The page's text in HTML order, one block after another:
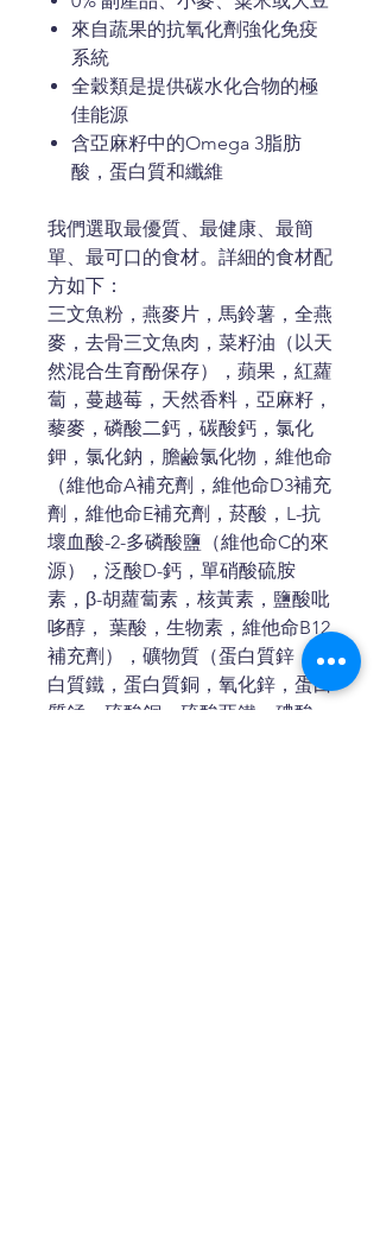
來自蔬果的抗氧化劑強化免疫
系統
全穀類是提供碳水化合物的極
佳能源
含亞麻籽中的Omega 3脂肪
酸，蛋白質和纖維
我們選取最優質、最健康、最簡
單、最可口的食材。詳細的食材配
方如下：
三文魚粉，燕麥片，馬鈴薯，全燕
麥，去骨三文魚肉，菜籽油（以天
然混合生育酚保存），蘋果，紅蘿
蔔，蔓越莓，天然香料，亞麻籽，
藜麥，磷酸二鈣，碳酸鈣，氯化
鉀，氯化鈉，膽鹼氯化物，維他命
（維他命A補充劑，維他命D3補充
劑，維他命E補充劑，菸酸，L-抗
壞血酸-2-多磷酸鹽（維他命C的來
源），泛酸D-鈣，單硝酸硫胺
素，β-胡蘿蔔素，核黃素，鹽酸吡
哆醇， 葉酸，生物素，維他命B12
補充劑），礦物質（蛋白質鋅，蛋
白質鐵，蛋白質銅，氧化鋅，蛋白
質錳，硫酸銅，硫酸亞鐵，碘酸